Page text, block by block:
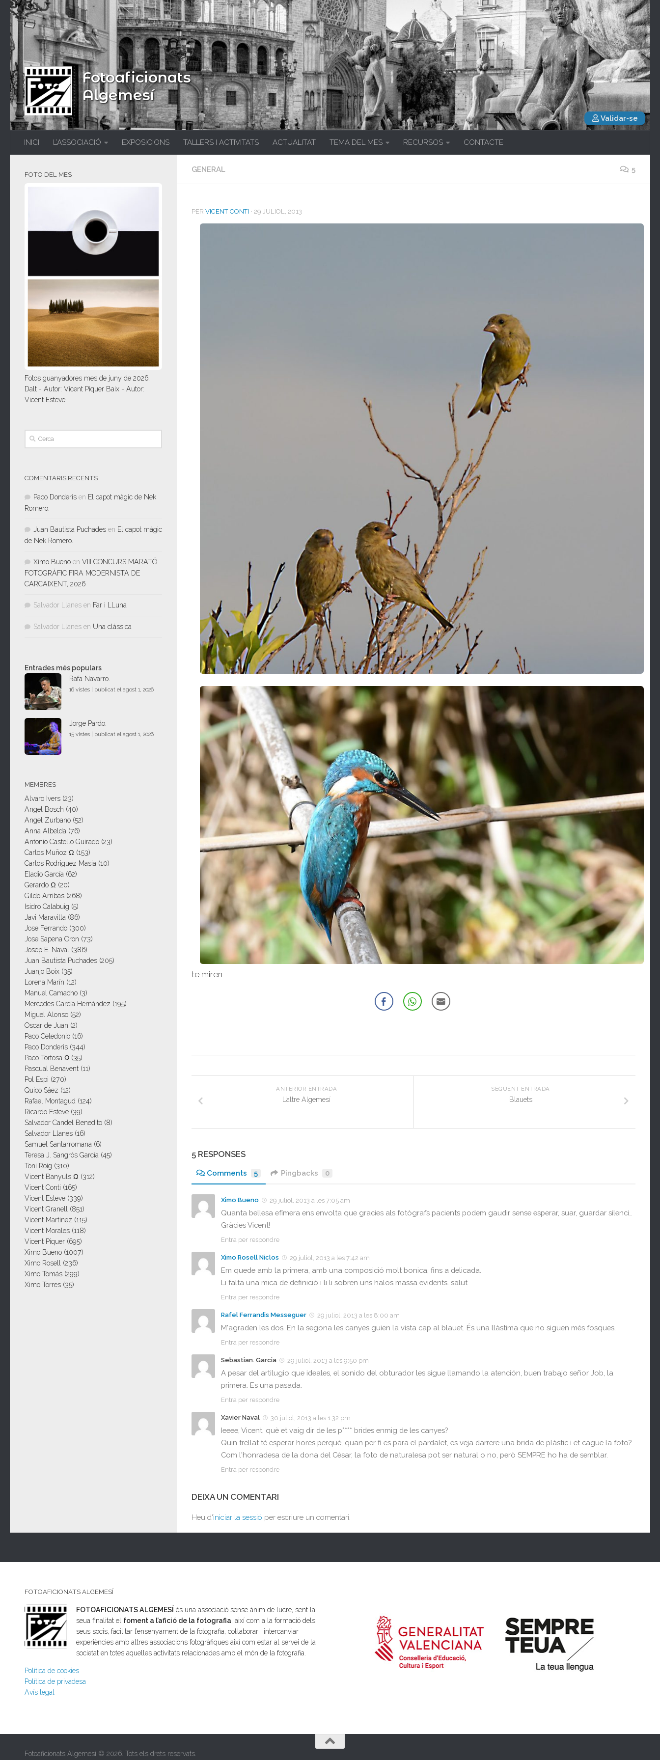
Validar-se
Fotoaficionats
Algemesí
INICI L’ASSOCIACIÓ EXPOSICIONS TALLERS I ACTIVITATS ACTUALITAT TEMA DEL MES RECURSOS CONTACTE
GENERAL 5
PER VICENT CONTI · 29 JULIOL, 2013
te miren
SEGÜENT ENTRADA
Blauets
ANTERIOR ENTRADA
L’altre Algemesí
5 RESPONSES
Comments 5 Pingbacks 0
Ximo Bueno 29 juliol, 2013 a les 7:05 am
Quanta bellesa efímera ens envolta que gracies als fotògrafs pacients podem gaudir sense esperar, suar, guardar silenci…
Gràcies Vicent!
Entra per respondre
Ximo Rosell Niclos 29 juliol, 2013 a les 7:42 am
Em quede amb la primera, amb una composició molt bonica, fins a delicada.
Li falta una mica de definició i li li sobren uns halos massa evidents. salut
Entra per respondre
Rafel Ferrandis Messeguer 29 juliol, 2013 a les 8:00 am
M'agraden les dos. En la segona les canyes guien la vista cap al blauet. És una llàstima que no siguen més fosques.
Entra per respondre
Sebastian. Garcia 29 juliol, 2013 a les 9:50 pm
A pesar del artilugio que ideales, el sonido del obturador les sigue llamando la atención, buen trabajo señor Job, la
primera. Es una pasada.
Entra per respondre
Xavier Naval 30 juliol, 2013 a les 1:32 pm
Ieeee, Vicent, què et vaig dir de les p**** brides enmig de les canyes?
Quin trellat té esperar hores perquè, quan per fi es para el pardalet, es veja darrere una brida de plàstic i et cague la foto?
Com l'honradesa de la dona del Cèsar, la foto de naturalesa pot ser natural o no, però SEMPRE ho ha de semblar.
Entra per respondre
DEIXA UN COMENTARI
Heu d'iniciar la sessió per escriure un comentari.
FOTO DEL MES
Fotos guanyadores mes de juny de 2026.
Dalt - Autor: Vicent Piquer Baix - Autor:
Vicent Esteve
COMENTARIS RECENTS
Paco Donderis en El capot màgic de Nek
Romero.
Juan Bautista Puchades en El capot màgic
de Nek Romero.
Ximo Bueno en VIII CONCURS MARATÓ
FOTOGRÀFIC FIRA MODERNISTA DE
CARCAIXENT, 2026
Salvador Llanes en Far i LLuna
Salvador Llanes en Una clàssica
Entrades més populars
Rafa Navarro.
16 vistes publicat el agost 1, 2026
Jorge Pardo.
15 vistes publicat el agost 1, 2026
MEMBRES
Alvaro Ivers (23)
Angel Bosch (40)
Angel Zurbano (52)
Anna Albelda (76)
Antonio Castello Guirado (23)
Carlos Muñoz Ω (153)
Carlos Rodriguez Masia (10)
Eladio García (62)
Gerardo Ω (20)
Gildo Arribas (268)
Isidro Calabuig (5)
Javi Maravilla (86)
Jose Ferrando (300)
Jose Sapena Oron (73)
Josep E. Naval (386)
Juan Bautista Puchades (205)
Juanjo Boix (35)
Lorena Marín (12)
Manuel Camacho (3)
Mercedes García Hernández (195)
Miguel Alonso (52)
Oscar de Juan (2)
Paco Celedonio (16)
Paco Donderis (344)
Paco Tortosa Ω (35)
Pascual Benavent (11)
Pol Espi (270)
Quico Sáez (12)
Rafael Montagud (124)
Ricardo Esteve (39)
Salvador Candel Benedito (8)
Salvador Llanes (16)
Samuel Santarromana (6)
Teresa J. Sangrós García (45)
Toni Roig (310)
Vicent Banyuls Ω (312)
Vicent Conti (165)
Vicent Esteve (339)
Vicent Granell (851)
Vicent Martinez (115)
Vicent Morales (118)
Vicent Piquer (695)
Ximo Bueno (1007)
Ximo Rosell (236)
Ximo Tomás (299)
Ximo Torres (35)
FOTOAFICIONATS ALGEMESÍ
FOTOAFICIONATS ALGEMESÍ és una associació sense ànim de lucre, sent la
seua finalitat el foment a l’afició de la fotografia, així com a la formació dels
seus socis, facilitar l’ensenyament de la fotografia, col·laborar i intercanviar
experiències amb altres associacions fotogràfiques així com estar al servei de la
societat en totes aquelles activitats relacionades amb el món de la fotografia.
Política de cookies
Política de privadesa
Avís legal
Fotoaficionats Algemesí © 2026. Tots els drets reservats.